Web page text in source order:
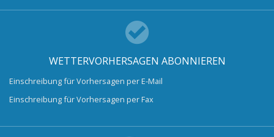
WETTERVORHERSAGEN ABONNIEREN
Einschreibung für Vorhersagen per E-Mail
Einschreibung für Vorhersagen per Fax